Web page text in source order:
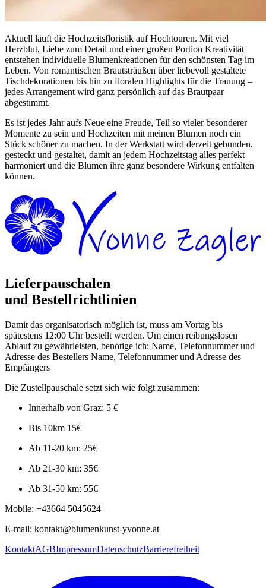
Aktuell läuft die Hochzeitsfloristik auf Hochtouren. Mit viel
Herzblut, Liebe zum Detail und einer großen Portion Kreativität
entstehen individuelle Blumenkreationen für den schönsten Tag im
Leben. Von romantischen Brautsträußen über liebevoll gestaltete
Tischdekorationen bis hin zu floralen Highlights für die Trauung –
jedes Arrangement wird ganz persönlich auf das Brautpaar
abgestimmt.
Es ist jedes Jahr aufs Neue eine Freude, Teil so vieler besonderer
Momente zu sein und Hochzeiten mit meinen Blumen noch ein
Stück schöner zu machen. In der Werkstatt wird derzeit gebunden,
gesteckt und gestaltet, damit an jedem Hochzeitstag alles perfekt
harmoniert und die Blumen ihre ganz besondere Wirkung entfalten
können.
Lieferpauschalen
und Bestellrichtlinien
Damit das organisatorisch möglich ist, muss am Vortag bis
spätestens 12:00 Uhr bestellt werden. Um einen reibungslosen
Ablauf zu gewährleisten, benötige ich: Name, Telefonnummer und
Adresse des Bestellers Name, Telefonnummer und Adresse des
Empfängers
Die Zustellpauschale setzt sich wie folgt zusammen:
Innerhalb von Graz: 5 €
Bis 10km 15€
Ab 11-20 km: 25€
Ab 21-30 km: 35€
Ab 31-50 km: 55€
Mobile: +43664 5045624
E-mail: kontakt@blumenkunst-yvonne.at
KontaktAGBImpressumDatenschutzBarrierefreiheit